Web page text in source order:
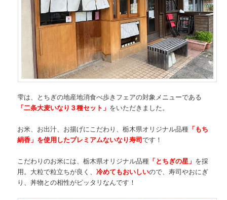
雫は、とちぎの地産地消食べ歩きフェアの対象メニューである
「二条大麦いなり３種セット」 をいただきました。
お米、お出汁、お揚げにこだわり、栃木県オリジナル品種 「もち
絹香」を使用したプレミアムないなり寿司です！
こだわりのお米には、栃木県オリジナル品種 「とちぎの星」 を採
用。大粒で粒立ちが良く、冷めてもおいしいので、寿司やおにぎ
り、丼物との相性がピッタリなんです！